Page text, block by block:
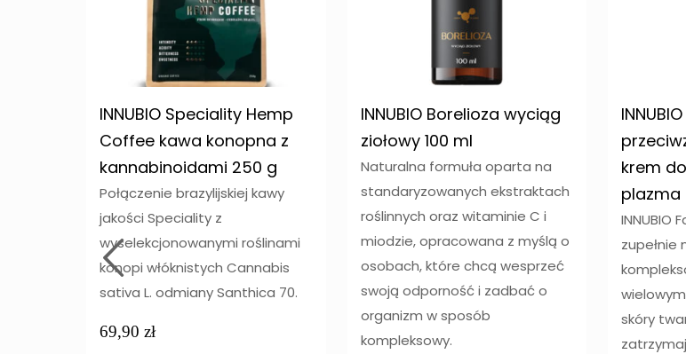
INNUBIO Speciality Hemp
Coffee kawa konopna z
kannabinoidami 250 g
Połączenie brazylijskiej kawy
jakości Speciality z
wyselekcjonowanymi roślinami
konopi włóknistych Cannabis
sativa L. odmiany Santhica 70.
69,90 zł
INNUBIO Borelioza wyciąg
ziołowy 100 ml
Naturalna formuła oparta na
standaryzowanych ekstraktach
roślinnych oraz witaminie C i
miodzie, opracowana z myślą o
osobach, które chcą wesprzeć
swoją odporność i zadbać o
organizm w sposób
kompleksowy.
krem
plazma
INNUBIO
zupełnie
skóry